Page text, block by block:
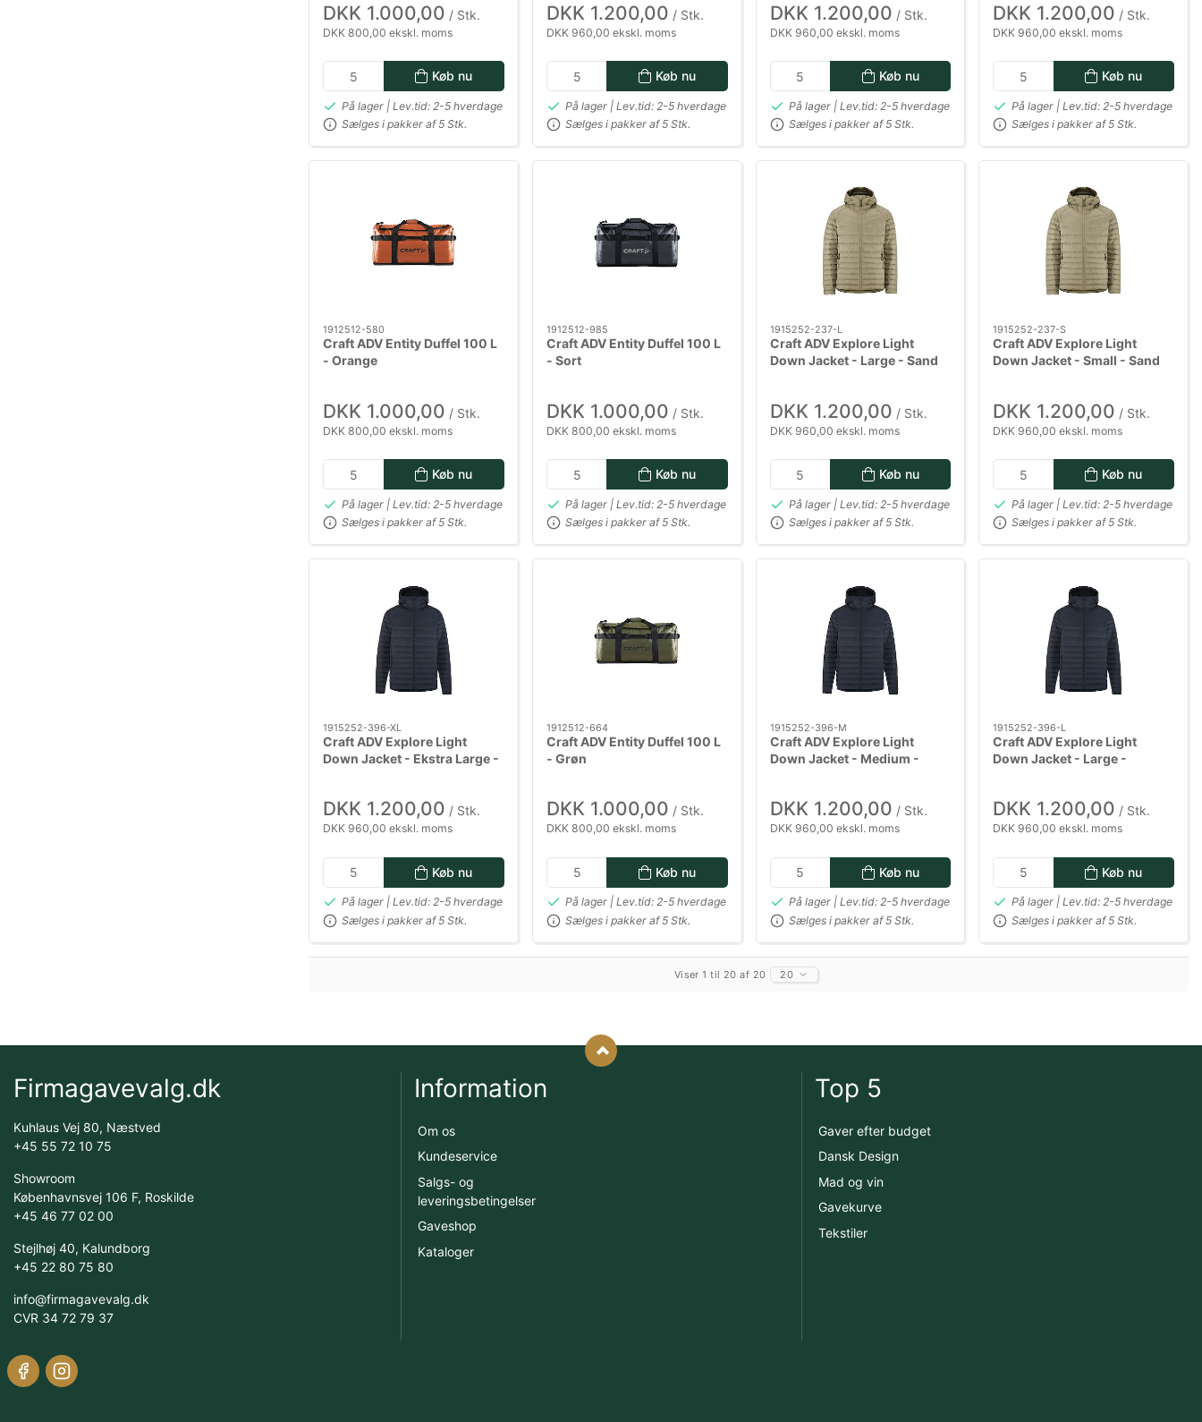
DKK 1.000,00 / Stk.
DKK 800,00 ekskl. moms
Køb nu
På lager | Lev.tid: 2-5 hverdage
Sælges i pakker af 5 Stk.
DKK 1.200,00 / Stk.
DKK 960,00 ekskl. moms
Køb nu
På lager | Lev.tid: 2-5 hverdage
Sælges i pakker af 5 Stk.
DKK 1.200,00 / Stk.
DKK 960,00 ekskl. moms
Køb nu
På lager | Lev.tid: 2-5 hverdage
Sælges i pakker af 5 Stk.
DKK 1.200,00 / Stk.
DKK 960,00 ekskl. moms
Køb nu
På lager | Lev.tid: 2-5 hverdage
Sælges i pakker af 5 Stk.
1912512-580
Craft ADV Entity Duffel 100 L
- Orange
DKK 1.000,00 / Stk.
DKK 800,00 ekskl. moms
Køb nu
På lager | Lev.tid: 2-5 hverdage
Sælges i pakker af 5 Stk.
1912512-985
Craft ADV Entity Duffel 100 L
- Sort
DKK 1.000,00 / Stk.
DKK 800,00 ekskl. moms
Køb nu
På lager | Lev.tid: 2-5 hverdage
Sælges i pakker af 5 Stk.
1915252-237-L
Craft ADV Explore Light
Down Jacket - Large - Sand
DKK 1.200,00 / Stk.
DKK 960,00 ekskl. moms
Køb nu
På lager | Lev.tid: 2-5 hverdage
Sælges i pakker af 5 Stk.
1915252-237-S
Craft ADV Explore Light
Down Jacket - Small - Sand
DKK 1.200,00 / Stk.
DKK 960,00 ekskl. moms
Køb nu
På lager | Lev.tid: 2-5 hverdage
Sælges i pakker af 5 Stk.
1915252-396-XL
Craft ADV Explore Light
Down Jacket - Ekstra Large -
DKK 1.200,00 / Stk.
DKK 960,00 ekskl. moms
Køb nu
På lager | Lev.tid: 2-5 hverdage
Sælges i pakker af 5 Stk.
1912512-664
Craft ADV Entity Duffel 100 L
- Grøn
DKK 1.000,00 / Stk.
DKK 800,00 ekskl. moms
Køb nu
På lager | Lev.tid: 2-5 hverdage
Sælges i pakker af 5 Stk.
1915252-396-M
Craft ADV Explore Light
Down Jacket - Medium -
DKK 1.200,00 / Stk.
DKK 960,00 ekskl. moms
Køb nu
På lager | Lev.tid: 2-5 hverdage
Sælges i pakker af 5 Stk.
1915252-396-L
Craft ADV Explore Light
Down Jacket - Large -
DKK 1.200,00 / Stk.
DKK 960,00 ekskl. moms
Køb nu
På lager | Lev.tid: 2-5 hverdage
Sælges i pakker af 5 Stk.
Viser 1 til 20 af 20 20
Firmagavevalg.dk
Kuhlaus Vej 80, Næstved
+45 55 72 10 75
Showroom
Københavnsvej 106 F, Roskilde
+45 46 77 02 00
Stejlhøj 40, Kalundborg
+45 22 80 75 80
info@firmagavevalg.dk
CVR 34 72 79 37
Information
Om os
Kundeservice
Salgs- og
leveringsbetingelser
Gaveshop
Kataloger
Top 5
Gaver efter budget
Dansk Design
Mad og vin
Gavekurve
Tekstiler